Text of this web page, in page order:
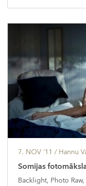
7. NOV ’11 / Hannu
Somijas
Backlight, Photo